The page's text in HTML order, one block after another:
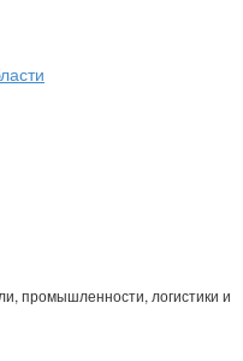
промышленности, логистики и